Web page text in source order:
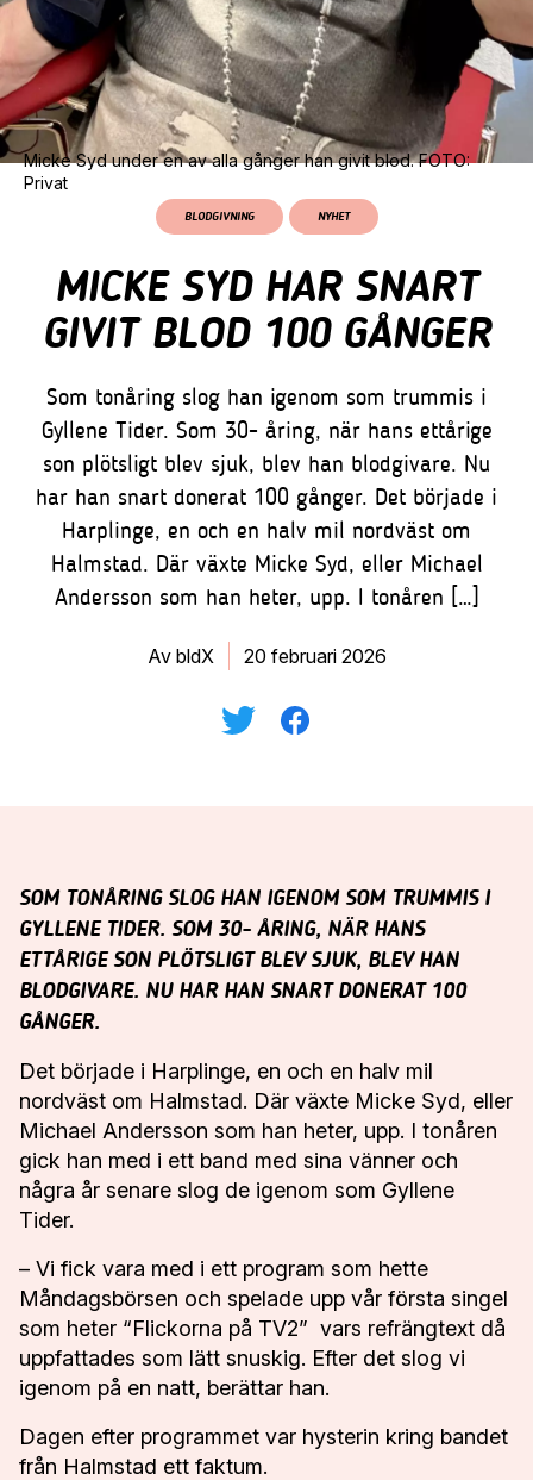
HUDIKSVALL
26
MAJ
UPPSALA27
MAJ
BORLÄNGE
JUNI
ÖREBRO 2
JUNI
STOCKHOLM 3 &
JUNI
VISBY
16
JUNI
AUGUSTI
KARLSTAD
•
27
AUGUSTI
BORÅS
•
31
AUGUSTI
•
SEPTEMBER
VÄXJÖ
•
2
SEPTEMBER
KALMAR
•
3
SEPTEMBER
•
SEPTEMBER
BLODOMLOPPET
PÅ DISTANS
Lilla
Specialomloppet
Micke Syd under en av alla gånger han givit blod. FOTO:
Privat
BLODGIVNING NYHET
MICKE SYD HAR SNART
GIVIT BLOD 100 GÅNGER
Som tonåring slog han igenom som trummis i
Gyllene Tider. Som 30- åring, när hans ettårige
son plötsligt blev sjuk, blev han blodgivare. Nu
har han snart donerat 100 gånger. Det började i
Harplinge, en och en halv mil nordväst om
Halmstad. Där växte Micke Syd, eller Michael
Andersson som han heter, upp. I tonåren […]
Av bldX 20 februari 2026
SOM TONÅRING SLOG HAN IGENOM SOM TRUMMIS I
GYLLENE TIDER. SOM 30- ÅRING, NÄR HANS
ETTÅRIGE SON PLÖTSLIGT BLEV SJUK, BLEV HAN
BLODGIVARE. NU HAR HAN SNART DONERAT 100
GÅNGER.
Det började i Harplinge, en och en halv mil
nordväst om Halmstad. Där växte Micke Syd, eller
Michael Andersson som han heter, upp. I tonåren
gick han med i ett band med sina vänner och
några år senare slog de igenom som Gyllene
Tider.
– Vi fick vara med i ett program som hette
Måndagsbörsen och spelade upp vår första singel
som heter “Flickorna på TV2” vars refrängtext då
uppfattades som lätt snuskig. Efter det slog vi
igenom på en natt, berättar han.
Dagen efter programmet var hysterin kring bandet
från Halmstad ett faktum.